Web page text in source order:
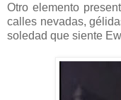
Otro elemento
calles nevadas,
soledad que siente